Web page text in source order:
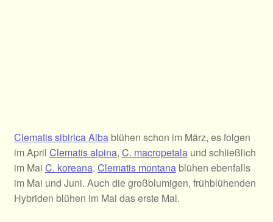
Clematis sibirica Albablühen schon im März, es folgen
im April Clematis alpina, C. macropetalaund schließlich
im Mai C. koreana. Clematis montanablühen ebenfalls
im Mai und Juni. Auch die großblumigen, frühblühenden
Hybriden blühen im Mai das erste Mal.